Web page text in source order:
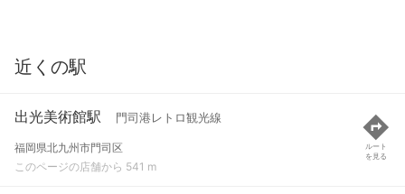
近くの駅
出光美術館駅 門司港レトロ観光線
福岡県北九州市門司区
このページの店舗から 541 m
ルート
を見る